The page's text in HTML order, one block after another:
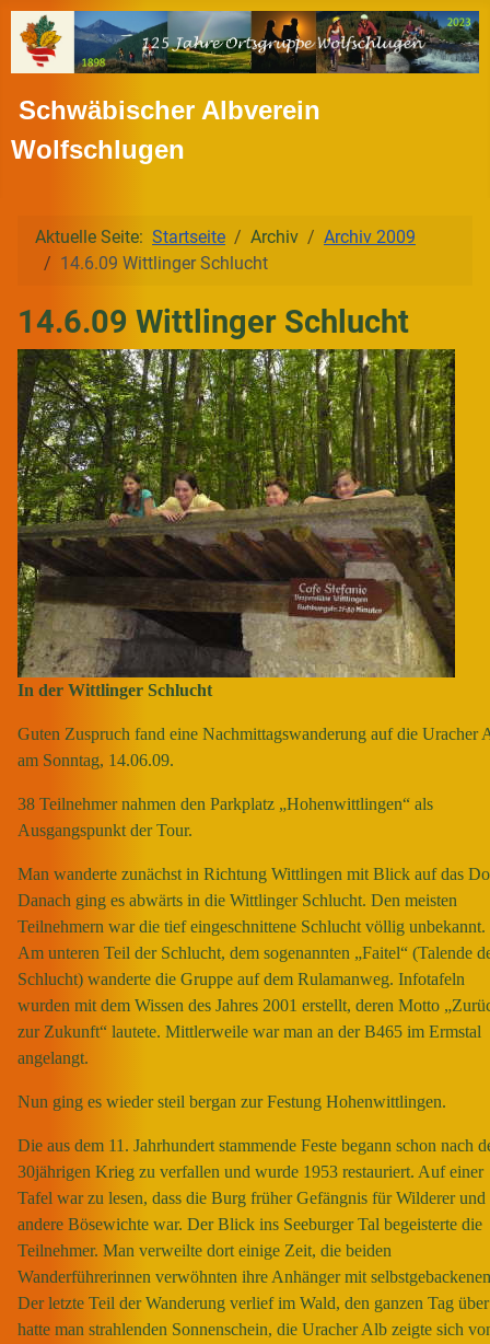
Schwäbischer Albverein
Wolfschlugen
Aktuelle Seite: Startseite Archiv
Archiv 2009
14.6.09 Wittlinger Schlucht
14.6.09 Wittlinger Schlucht
In der Wittlinger Schlucht
Guten Zuspruch fand eine Nachmittagswanderung auf die Uracher
am Sonntag, 14.06.09.
38 Teilnehmer nahmen den Parkplatz „Hohenwittlingen“ als
Ausgangspunkt der Tour.
Man wanderte zunächst in Richtung Wittlingen mit Blick auf das
Danach ging es abwärts in die Wittlinger Schlucht. Den meisten
Teilnehmern war die tief eingeschnittene Schlucht völlig unbekannt.
Am unteren Teil der Schlucht, dem sogenannten „Faitel“ (Talende
Schlucht) wanderte die Gruppe auf dem Rulamanweg. Infotafeln
wurden mit dem Wissen des Jahres 2001 erstellt, deren Motto
zur Zukunft“ lautete. Mittlerweile war man an der B465 im Ermstal
angelangt.
Nun ging es wieder steil bergan zur Festung Hohenwittlingen.
Die aus dem 11. Jahrhundert stammende Feste begann schon nach
30jährigen Krieg zu verfallen und wurde 1953 restauriert. Auf einer
Tafel war zu lesen, dass die Burg früher Gefängnis für Wilderer und
andere Bösewichte war. Der Blick ins Seeburger Tal begeisterte die
Teilnehmer. Man verweilte dort einige Zeit, die beiden
Wanderführerinnen verwöhnten ihre Anhänger mit
Der letzte Teil der Wanderung verlief im Wald, den ganzen Tag über
hatte man strahlenden Sonnenschein, die Uracher Alb zeigte sich